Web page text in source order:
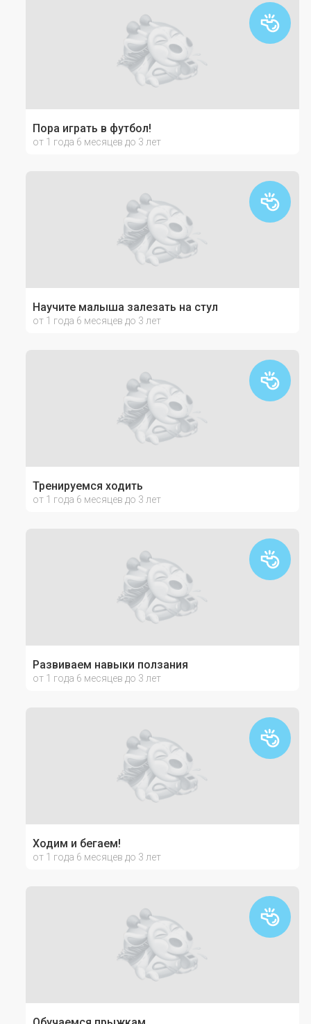
Пора играть в футбол!
от 1 года 6 месяцев до 3 лет
Научите малыша залезать на стул
от 1 года 6 месяцев до 3 лет
Тренируемся ходить
от 1 года 6 месяцев до 3 лет
Развиваем навыки ползания
от 1 года 6 месяцев до 3 лет
Ходим и бегаем!
от 1 года 6 месяцев до 3 лет